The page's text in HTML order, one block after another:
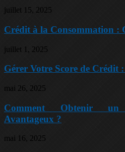
juillet 15, 2025
Crédit à la Consommation :
juillet 1, 2025
Gérer Votre Score de Crédit :
mai 26, 2025
Comment Obtenir
Avantageux ?
mai 16, 2025